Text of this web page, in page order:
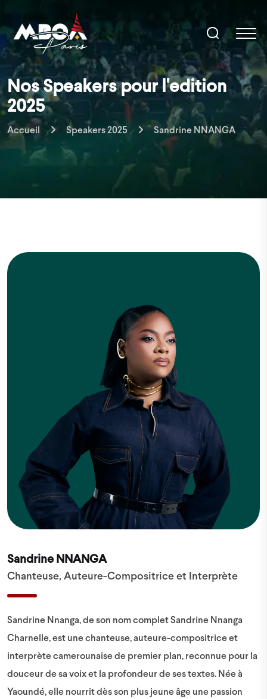
Nos Speakers pour l'edition
2025
Accueil Speakers 2025 Sandrine NNANGA
Sandrine NNANGA
Chanteuse, Auteure-Compositrice et Interprète
Sandrine Nnanga, de son nom complet Sandrine Nnanga
Charnelle, est une chanteuse, auteure-compositrice et
interprète camerounaise de premier plan, reconnue pour la
douceur de sa voix et la profondeur de ses textes. Née à
Yaoundé, elle nourrit dès son plus jeune âge une passion